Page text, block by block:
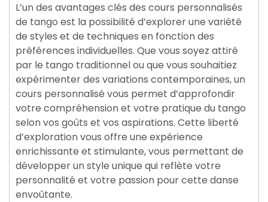
L’un des avantages clés des cours personnalisés
de tango est la possibilité d’explorer une variété
de styles et de techniques en fonction des
préférences individuelles. Que vous soyez attiré
par le tango traditionnel ou que vous souhaitiez
expérimenter des variations contemporaines, un
cours personnalisé vous permet d’approfondir
votre compréhension et votre pratique du tango
selon vos goûts et vos aspirations. Cette liberté
d’exploration vous offre une expérience
enrichissante et stimulante, vous permettant de
développer un style unique qui reflète votre
personnalité et votre passion pour cette danse
envoûtante.